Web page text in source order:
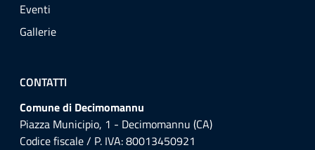
Eventi
Gallerie
CONTATTI
Comune di Decimomannu
Piazza Municipio, 1 - Decimomannu (CA)
Codice fiscale / P. IVA: 80013450921